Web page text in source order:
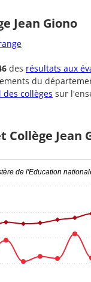
Jean Giono
des résultats aux
du
collèges sur
Jean
de l'Education